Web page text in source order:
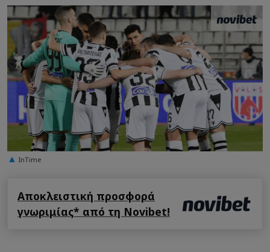
InTime
Αποκλειστική προσφορά
γνωριμίας* από τη Novibet!